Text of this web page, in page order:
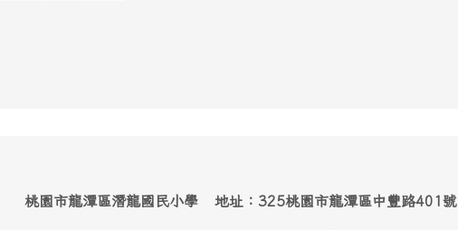
桃園市龍潭區潛龍國民小學 地址：325桃園市龍潭區中豐路401號